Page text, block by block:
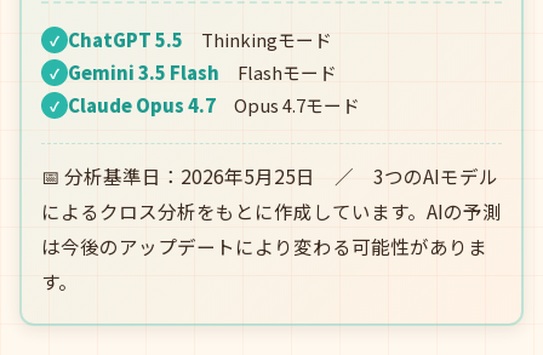
✓ ChatGPT 5.5 Thinkingモード
✓ Gemini 3.5 Flash Flashモード
✓ Claude Opus 4.7 Opus 4.7モード
📅 分析基準日：2026年5月25日 ／ 3つのAIモデル
によるクロス分析をもとに作成しています。AIの予測
は今後のアップデートにより変わる可能性がありま
す。